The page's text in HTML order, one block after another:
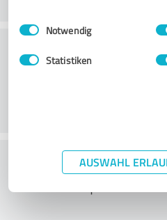
Impressum
Einwilligungsauswahl
Notwendig
Statistiken
AUSWAHL
What do you